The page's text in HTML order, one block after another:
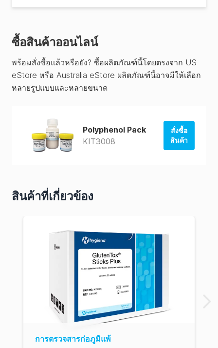
ซื้อสินค้าออนไลน์
พร้อมสั่งซื้อแล้วหรือยัง? ซื้อผลิตภัณฑ์นี้โดยตรงจาก US
eStore หรือ Australia eStore ผลิตภัณฑ์นี้อาจมีให้เลือก
หลายรูปแบบและหลายขนาด
Polyphenol Pack
KIT3008
สั่งซื้อ
สินค้า
สินค้าที่เกี่ยวข้อง
การตรวจสารก่อภูมิแพ้